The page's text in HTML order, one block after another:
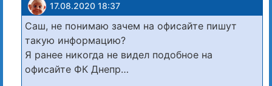
17.08.2020 18:37
Саш, не понимаю зачем на офисайте пишут
такую информацию?
Я ранее никогда не видел подобное на
офисайте ФК Днепр…